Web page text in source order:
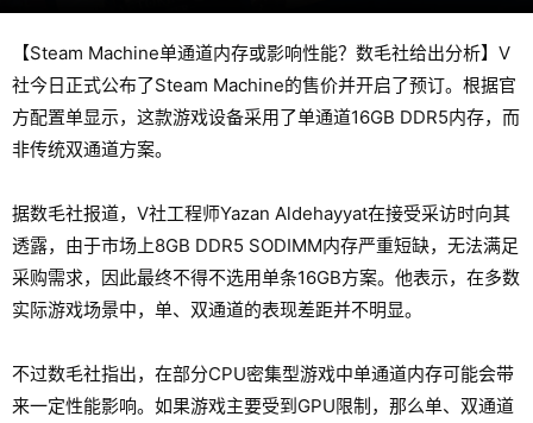
【Steam Machine单通道内存或影响性能？数毛社给出分析】V
社今日正式公布了Steam Machine的售价并开启了预订。根据官
方配置单显示，这款游戏设备采用了单通道16GB DDR5内存，而
非传统双通道方案。
据数毛社报道，V社工程师Yazan Aldehayyat在接受采访时向其
透露，由于市场上8GB DDR5 SODIMM内存严重短缺，无法满足
采购需求，因此最终不得不选用单条16GB方案。他表示，在多数
实际游戏场景中，单、双通道的表现差距并不明显。
不过数毛社指出，在部分CPU密集型游戏中单通道内存可能会带
来一定性能影响。如果游戏主要受到GPU限制，那么单、双通道